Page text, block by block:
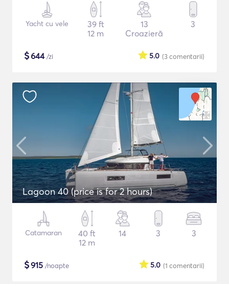
Yacht cu vele
39 ft
12 m
13
Croazieră
3
$644/zi (3comentarii)
5.0
Lagoon 40 (price is for 2 hours)
Catamaran
40 ft
12 m
14 3 3
$915 /noapte (1 comentarii)
5.0